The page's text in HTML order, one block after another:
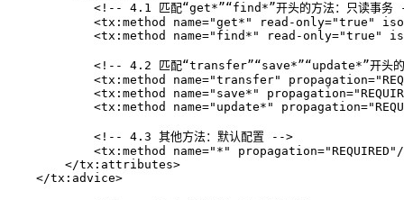
<!-- 4.1 匹配“get*”“find*”开头的方法：只读事务
<tx:method name="get*" read-only="true"
<tx:method name="find*" read-only="true"
<!-- 4.2 匹配“transfer”“save*”“update*”开头的方
<tx:method name="transfer" propagation=
<tx:method name="save*" propagation=
<tx:method name="update*" propagation=
<!-- 4.3 其他方法：默认配置 -->
<tx:method name="*" propagation="REQUIRED" /
</tx:attributes>
</tx:advice>